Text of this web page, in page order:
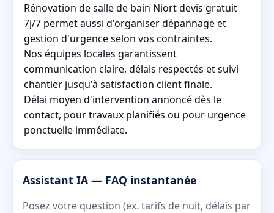
Rénovation de salle de bain Niort devis gratuit
7j/7 permet aussi d'organiser dépannage et
gestion d'urgence selon vos contraintes.
Nos équipes locales garantissent
communication claire, délais respectés et suivi
chantier jusqu'à satisfaction client finale.
Délai moyen d'intervention annoncé dès le
contact, pour travaux planifiés ou pour urgence
ponctuelle immédiate.
Assistant IA — FAQ instantanée
Posez votre question (ex. tarifs de nuit, délais par